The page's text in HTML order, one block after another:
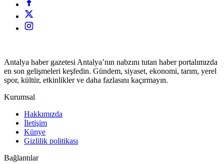
Antalya haber gazetesi Antalya’nın nabzını tutan haber portalımızda
en son gelişmeleri keşfedin. Gündem, siyaset, ekonomi, tarım, yerel
spor, kültür, etkinlikler ve daha fazlasını kaçırmayın.
Kurumsal
Hakkımızda
İletişim
Künye
Gizlilik politikası
Bağlantılar